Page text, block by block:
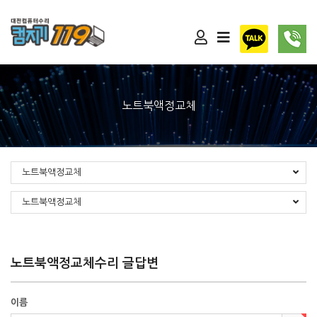
노트북액정교체
노트북액정교체
노트북액정교체
노트북액정교체수리 글답변
이름